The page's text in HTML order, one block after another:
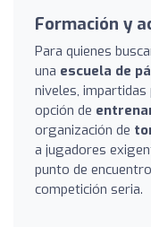
Formación y
Para quienes
una escuela de
niveles, impartidas
opción de
organización de
a jugadores
punto de
competición seria.